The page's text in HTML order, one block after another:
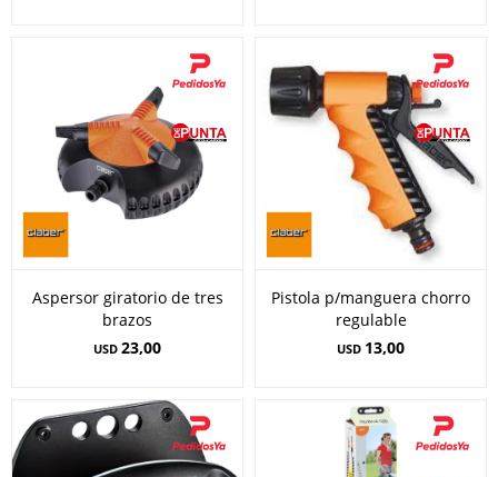
Aspersor giratorio de tres
brazos
USD 23,00
Pistola p/manguera chorro
regulable
USD 13,00